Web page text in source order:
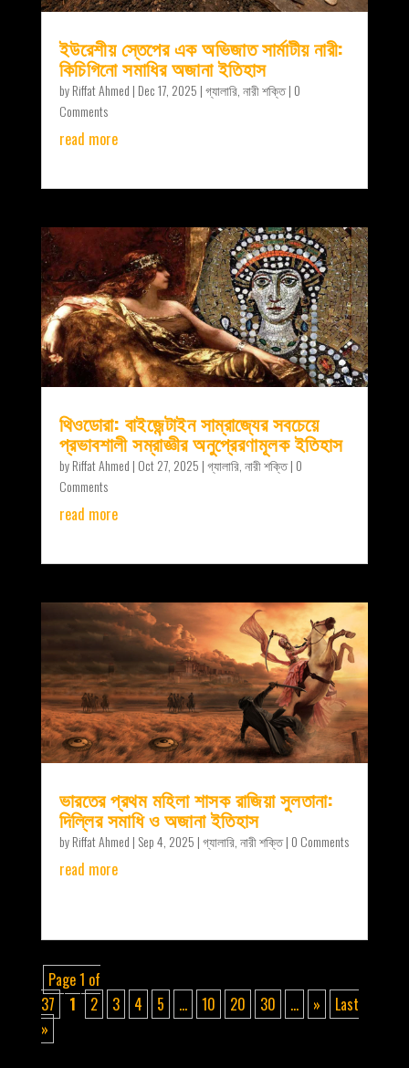
ইউরেশীয় স্তেপের এক অভিজাত সার্মাটীয় নারী:
কিচিগিনো সমাধির অজানা ইতিহাস
byRiffat Ahmed | Dec 17, 2025 |গ্যালারি,নারী শক্তি| 0
Comments
read more
থিওডোরা: বাইজেন্টাইন সাম্রাজ্যের সবচেয়ে
প্রভাবশালী সম্রাজ্ঞীর অনুপ্রেরণামূলক ইতিহাস
byRiffat Ahmed | Oct 27, 2025 |গ্যালারি,নারী শক্তি| 0
Comments
read more
ভারতের প্রথম মহিলা শাসক রাজিয়া সুলতানা:
দিল্লির সমাধি ও অজানা ইতিহাস
byRiffat Ahmed | Sep 4, 2025 |গ্যালারি, নারী শক্তি| 0 Comments
read more
Page 1 of
37
1 2 3 4 5 ... 10 20 30 ... »
Last
»